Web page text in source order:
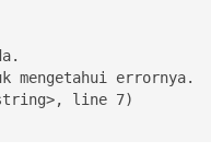
mengetahui errornya.
line 7)